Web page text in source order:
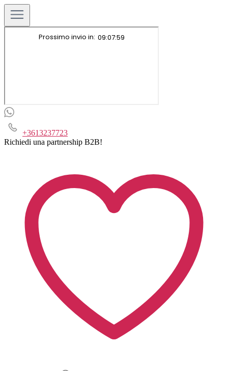
+3613237723
Richiedi una partnership B2B!